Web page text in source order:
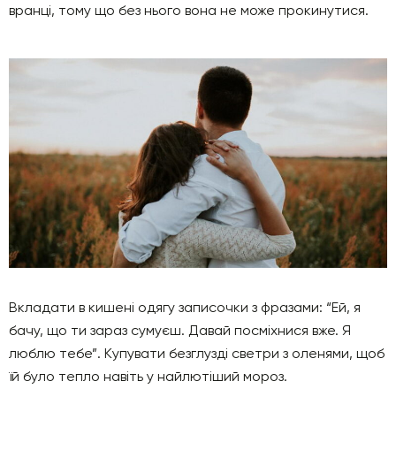
вранці, тому що без нього вона не може прокинутися.
Вкладати в кишені одягу записочки з фразами: “Ей, я
бачу, що ти зараз сумуєш. Давай посміхнися вже. Я
люблю тебе”. Купувати безглузді светри з оленями, щоб
їй було тепло навіть у найлютіший мороз.